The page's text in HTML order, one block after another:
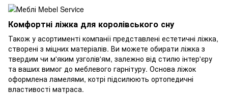
Комфортні ліжка для королівського сну
Також у асортименті компанії представлені естетичні ліжка,
створені з міцних матеріалів. Ви можете обирати ліжка з
твердим чи м'яким узголів'ям, залежно від стилю інтер'єру
та ваших вимог до меблевого гарнітуру. Основа ліжок
оформлена ламелями, котрі підсилюють ортопедичні
властивості матраса.